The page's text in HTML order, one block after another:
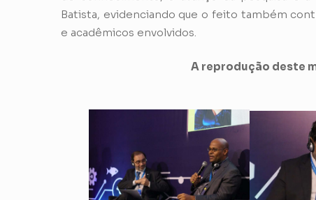
Batista, evidenciando que o feito também
e acadêmicos envolvidos.
A reprodução deste